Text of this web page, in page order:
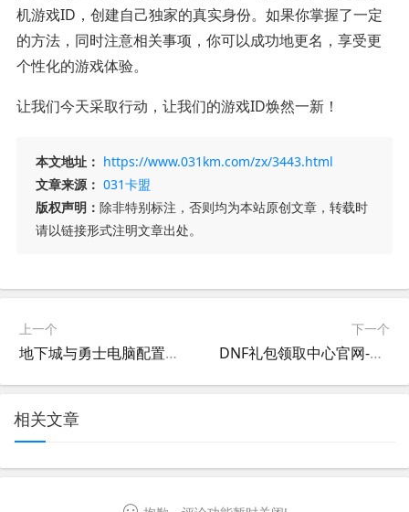
机游戏ID，创建自己独家的真实身份。如果你掌握了一定
的方法，同时注意相关事项，你可以成功地更名，享受更
个性化的游戏体验。
让我们今天采取行动，让我们的游戏ID焕然一新！
本文地址： https://www.031km.com/zx/3443.html
文章来源： 031卡盟
版权声明： 除非特别标注，否则均为本站原创文章，转载时
请以链接形式注明文章出处。
上一个
地下城与勇士电脑配置要求-地下城与勇士最低和推荐电脑配置指南
下一个
DNF礼包领取中心官网-DNF礼包领取中心官网最新活动与教程
相关文章